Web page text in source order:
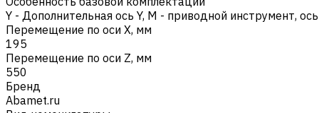
Y - Дополнительная ось Y, M - приводной инструмент,
Перемещение по оси X, мм
195
Перемещение по оси Z, мм
550
Бренд
Abamet.ru